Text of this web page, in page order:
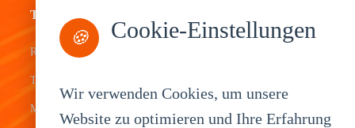
Type
Rugged
Tablets
Mobile Data
Fleet
Transit
ELD Tablet
Driver
Tablet
OEM
Industrial
🍪 Cookie-Einstellungen
Wir verwenden Cookies, um unsere
Website zu optimieren und Ihre Erfahrung